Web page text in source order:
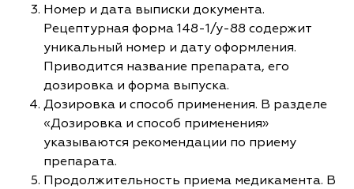
Номер и дата выписки документа.
Рецептурная форма 148-1/у-88 содержит
уникальный номер и дату оформления.
Приводится название препарата, его
дозировка и форма выпуска.
Дозировка и способ применения. В разделе
«Дозировка и способ применения»
указываются рекомендации по приему
препарата.
Продолжительность приема медикамента. В